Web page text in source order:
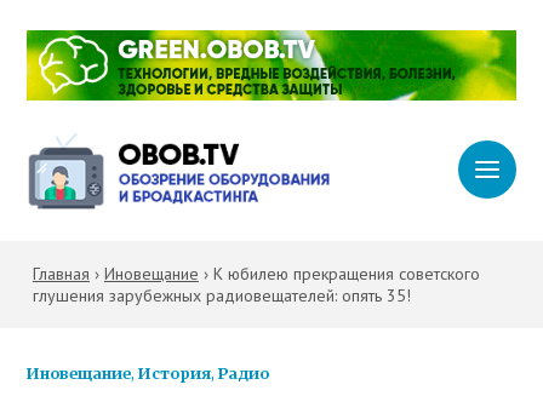
Главная › Иновещание › К юбилею прекращения советского
глушения зарубежных радиовещателей: опять 35!
Иновещание,История,Радио